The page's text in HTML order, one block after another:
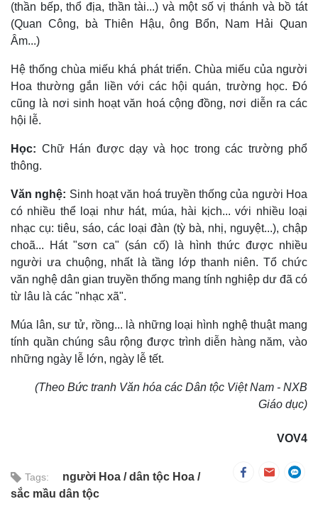
(thần bếp, thổ địa, thần tài...) và một số vị thánh và bồ tát
(Quan Công, bà Thiên Hậu, ông Bổn, Nam Hải Quan
Âm...)
Hệ thống chùa miếu khá phát triển. Chùa miếu của người
Hoa thường gắn liền với các hội quán, trường học. Ðó
cũng là nơi sinh hoạt văn hoá cộng đồng, nơi diễn ra các
hội lễ.
Học: Chữ Hán được dạy và học trong các trường phổ
thông.
Văn nghệ: Sinh hoạt văn hoá truyền thống của người Hoa
có nhiều thể loại như hát, múa, hài kịch... với nhiều loại
nhạc cụ: tiêu, sáo, các loại đàn (tỳ bà, nhị, nguyệt...), chập
choã... Hát "sơn ca" (sán cố) là hình thức được nhiều
người ưa chuộng, nhất là tầng lớp thanh niên. Tổ chức
văn nghệ dân gian truyền thống mang tính nghiệp dư đã có
từ lâu là các "nhạc xã".
Múa lân, sư tử, rồng... là những loại hình nghệ thuật mang
tính quần chúng sâu rộng được trình diễn hàng năm, vào
những ngày lễ lớn, ngày lễ tết.
(Theo Bức tranh Văn hóa các Dân tộc Việt Nam - NXB
Giáo dục)
VOV4
Tags: người Hoa
dân tộc Hoa
sắc mầu dân tộc